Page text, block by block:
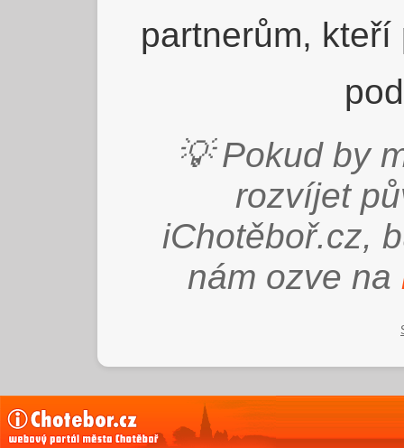
partnerům,
💡 Pokud by
rozvíjet
iChotěboř.cz,
nám ozve na